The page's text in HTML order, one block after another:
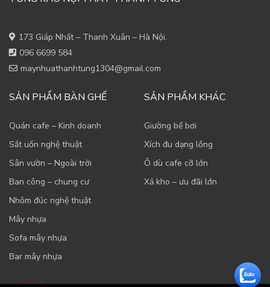
173 Giáp Nhất – Thanh Xuân – Hà Nội.
096 6699 584
maynhuathanhtung1304@gmail.com
SẢN PHẨM BÀN GHẾ
Quán cafe – Kinh doanh
Sắt uốn nghệ thuật
Sân vườn – Ngoài trời
Ban công – chung cư
Nhôm đúc nghệ thuật
Mây nhựa
Sofa mây nhựa
Bar mây nhựa
SẢN PHẨM KHÁC
Giường bể bơi
Xích đu dạng lồng
Ô dù cafe cỡ lớn
Xả kho – ưu đãi lớn